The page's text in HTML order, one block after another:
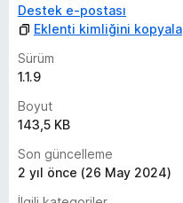
Destek e-postası
Eklenti kimliğini kopyala
Sürüm
1.1.9
Boyut
143,5 KB
Son güncelleme
2 yıl önce (26 May 2024)